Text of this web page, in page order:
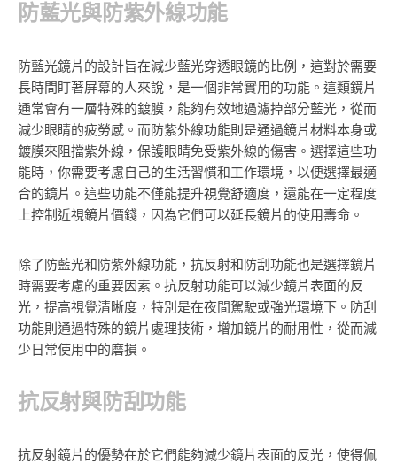
防藍光與防紫外線功能
防藍光鏡片的設計旨在減少藍光穿透眼鏡的比例，這對於需要
長時間盯著屏幕的人來說，是一個非常實用的功能。這類鏡片
通常會有一層特殊的鍍膜，能夠有效地過濾掉部分藍光，從而
減少眼睛的疲勞感。而防紫外線功能則是通過鏡片材料本身或
鍍膜來阻擋紫外線，保護眼睛免受紫外線的傷害。選擇這些功
能時，你需要考慮自己的生活習慣和工作環境，以便選擇最適
合的鏡片。這些功能不僅能提升視覺舒適度，還能在一定程度
上控制近視鏡片價錢，因為它們可以延長鏡片的使用壽命。
除了防藍光和防紫外線功能，抗反射和防刮功能也是選擇鏡片
時需要考慮的重要因素。抗反射功能可以減少鏡片表面的反
光，提高視覺清晰度，特別是在夜間駕駛或強光環境下。防刮
功能則通過特殊的鏡片處理技術，增加鏡片的耐用性，從而減
少日常使用中的磨損。
抗反射與防刮功能
抗反射鏡片的優勢在於它們能夠減少鏡片表面的反光，使得佩